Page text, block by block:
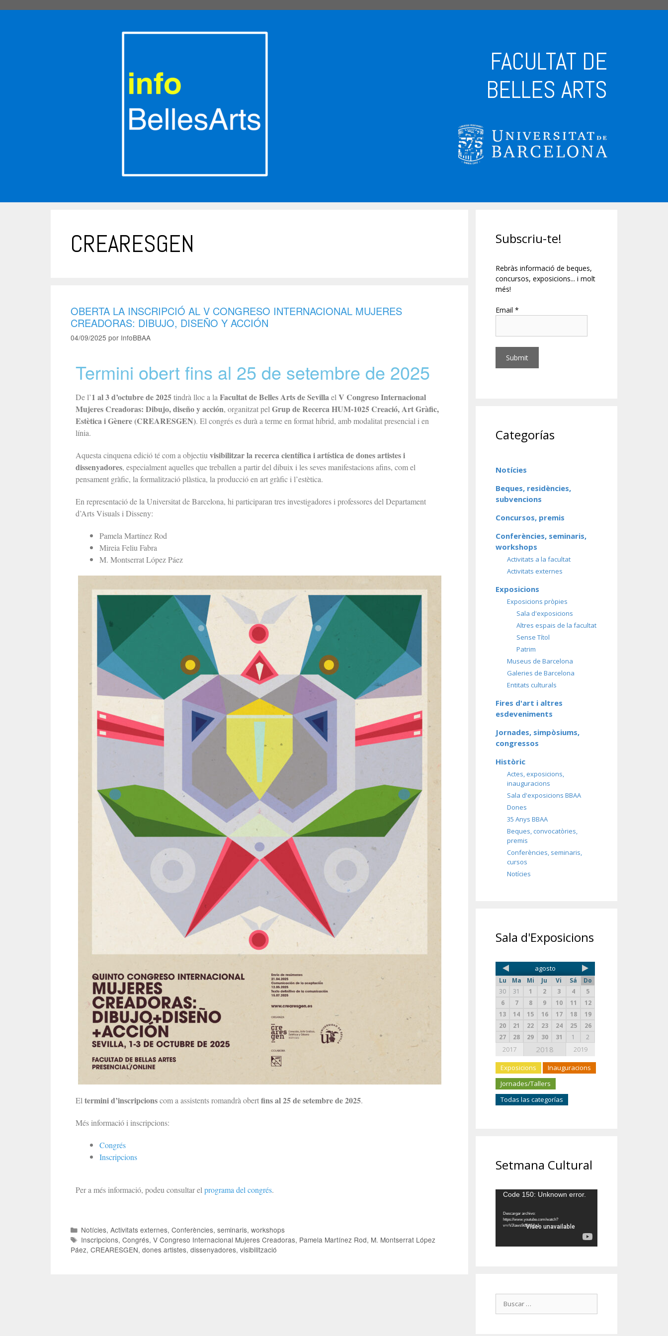
FACULTAT DE
BELLES ARTS
CREARESGEN
OBERTA LA INSCRIPCIÓ AL V CONGRESO INTERNACIONAL MUJERES
CREADORAS: DIBUJO, DISEÑO Y ACCIÓN
04/09/2025 por InfoBBAA
Termini obert fins al 25 de setembre de 2025
De l’1 al 3 d’octubre de 2025tindrà lloc a la Facultat de Belles Arts de Sevillael V Congreso Internacional
Mujeres Creadoras: Dibujo, diseño y acción, organitzat pel Grup de Recerca HUM-1025 Creació, Art Gràfic,
Estètica i Gènere (CREARESGEN). El congrés es durà a terme en format híbrid, amb modalitat presencial i en
línia.
Aquesta cinquena edició té com a objectiu visibilitzar la recerca científica i artística de dones artistes i
dissenyadores, especialment aquelles que treballen a partir del dibuix i les seves manifestacions afins, com el
pensament gràfic, la formalització plàstica, la producció en art gràfic i l’estètica.
En representació de la Universitat de Barcelona, hi participaran tres investigadores i professores del Departament
d’Arts Visuals i Disseny:
Pamela Martínez Rod
Mireia Feliu Fabra
M. Montserrat López Páez
El termini d’inscripcionscom a assistents romandrà obertfins al 25 de setembre de 2025.
Més informació i inscripcions:
Congrés
Inscripcions
Per a més informació, podeu consultar el programa del congrés.
Notícies,Activitats externes,Conferències, seminaris, workshops
Inscripcions,Congrés,V Congreso Internacional Mujeres Creadoras, Pamela Martínez Rod, M. Montserrat López
Páez, CREARESGEN, dones artistes, dissenyadores, visibilització
Subscriu-te!
Rebràs informació de beques,
concursos, exposicions... i molt
més!
Email *
Categorías
Notícies
Beques, residències,
subvencions
Concursos, premis
Conferències, seminaris,
workshops
Activitats a la facultat
Activitats externes
Exposicions
Exposicions pròpies
Sala d'exposicions
Altres espais de la facultat
Sense Títol
Patrim
Museus de Barcelona
Galeries de Barcelona
Entitats culturals
Fires d'art i altres
esdeveniments
Jornades, simpòsiums,
congressos
Històric
Actes, exposicions,
inauguracions
Sala d'exposicions BBAA
Dones
35 Anys BBAA
Beques, convocatòries,
premis
Conferències, seminaris,
cursos
Notícies
Sala d'Exposicions
agosto
Lu Ma Mi Ju Vi Sá
Do
30
31 1 2 3 4
5
6
7 8 9 10 11
12
13
14 15 16 17 18
19
20
21 22 23 24 25
26
27
28 29 30 31 1 2
2017 2018 2019
Exposicions
Inauguracions
Jornades/Tallers
Todas las categorías
Setmana Cultural
Reproductor
vídeo
Code 150: Unknown error.
Descargar archivo:
https://www.youtube.com/watch?
v=rVJlaws9d5U&_=1